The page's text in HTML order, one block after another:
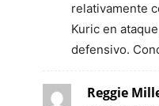
relativamente
Kuric en
defensivo.
Reggie